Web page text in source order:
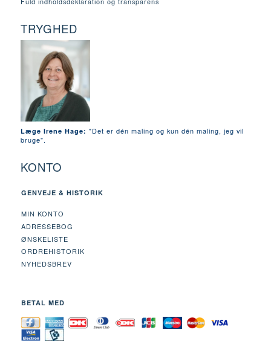
TRYGHED
Læge Irene Hage: "Det er dén maling og kun dén maling, jeg vil
bruge".
KONTO
GENVEJE & HISTORIK
MIN KONTO
ADRESSEBOG
ØNSKELISTE
ORDREHISTORIK
NYHEDSBREV
BETAL MED